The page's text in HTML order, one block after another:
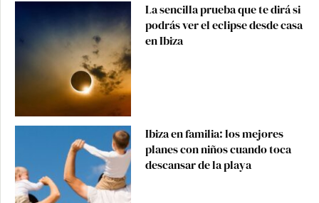
La sencilla prueba que te dirá si
podrás ver el eclipse desde casa
en Ibiza
Ibiza en familia: los mejores
planes con niños cuando toca
descansar de la playa